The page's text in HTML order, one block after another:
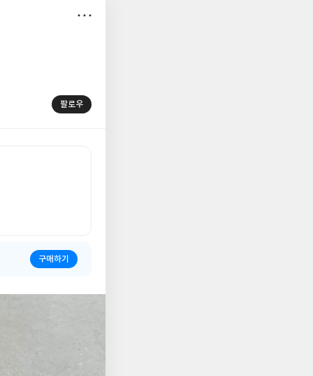
팔로우
구매하기